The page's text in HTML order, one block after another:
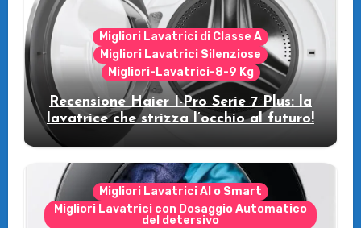
Migliori Lavatrici di Classe A
Migliori Lavatrici Silenziose
Migliori-Lavatrici-8-9 Kg
Recensione Haier I-Pro Serie 7 Plus: la
lavatrice che strizza l’occhio al futuro!
Migliori Lavatrici AI o Smart
Migliori Lavatrici con Dosaggio Automatico
del detersivo